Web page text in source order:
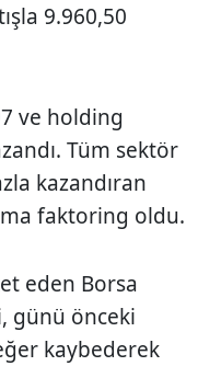
9.960,50
ve holding
Tüm sektör
kazandıran
faktoring oldu.
eden Borsa
günü önceki
kaybederek